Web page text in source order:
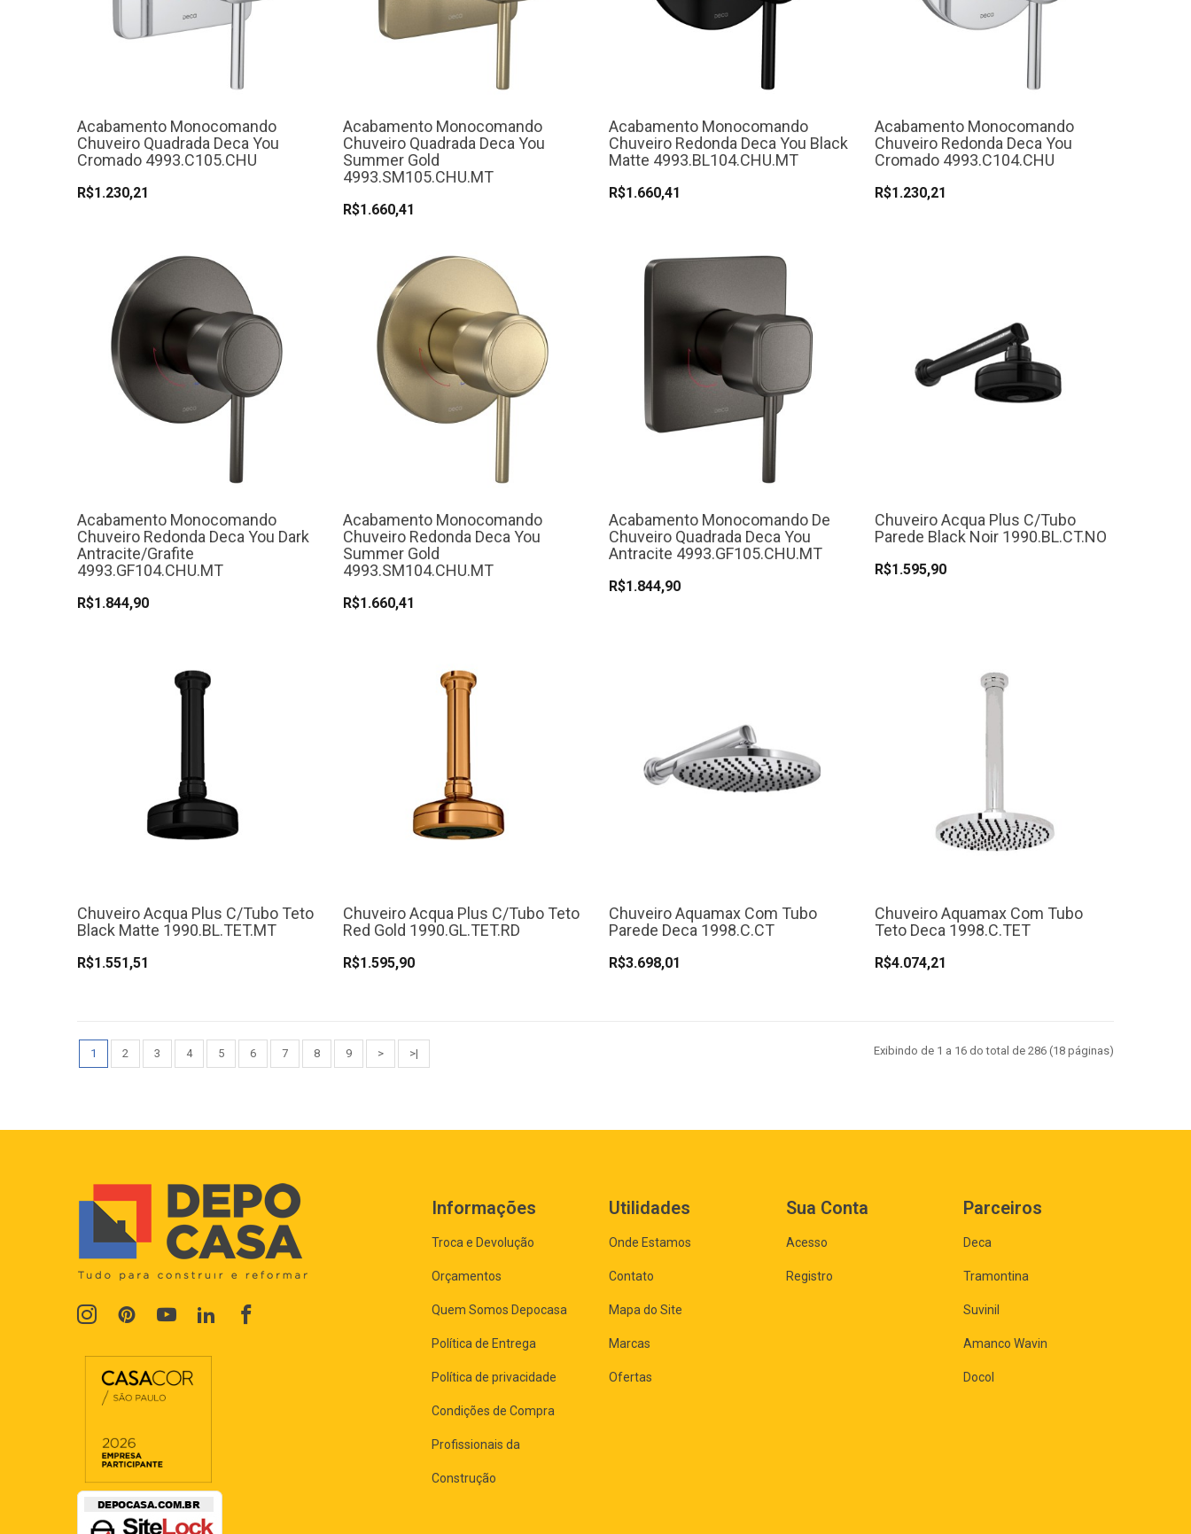
Acabamento Monocomando
Chuveiro Quadrada Deca You
Cromado 4993.C105.CHU
R$1.230,21
Acabamento Monocomando
Chuveiro Quadrada Deca You
Summer Gold
4993.SM105.CHU.MT
R$1.660,41
Acabamento Monocomando
Chuveiro Redonda Deca You Black
Matte 4993.BL104.CHU.MT
R$1.660,41
Acabamento Monocomando
Chuveiro Redonda Deca You
Cromado 4993.C104.CHU
R$1.230,21
Acabamento Monocomando
Chuveiro Redonda Deca You Dark
Antracite/Grafite
4993.GF104.CHU.MT
R$1.844,90
Acabamento Monocomando
Chuveiro Redonda Deca You
Summer Gold
4993.SM104.CHU.MT
R$1.660,41
Acabamento Monocomando De
Chuveiro Quadrada Deca You
Antracite 4993.GF105.CHU.MT
R$1.844,90
Chuveiro Acqua Plus C/Tubo
Parede Black Noir 1990.BL.CT.NO
R$1.595,90
Chuveiro Acqua Plus C/Tubo Teto
Black Matte 1990.BL.TET.MT
R$1.551,51
Chuveiro Acqua Plus C/Tubo Teto
Red Gold 1990.GL.TET.RD
R$1.595,90
Chuveiro Aquamax Com Tubo
Parede Deca 1998.C.CT
R$3.698,01
Chuveiro Aquamax Com Tubo
Teto Deca 1998.C.TET
R$4.074,21
1 2 3 4 5 6 7 8 9 > >| Exibindo de 1 a 16 do total de 286 (18 páginas)
Informações
Troca e Devolução
Orçamentos
Quem Somos Depocasa
Política de Entrega
Política de privacidade
Condições de Compra
Profissionais da
Construção
Utilidades
Onde Estamos
Contato
Mapa do Site
Marcas
Ofertas
Sua Conta
Acesso
Registro
Parceiros
Deca
Tramontina
Suvinil
Amanco Wavin
Docol